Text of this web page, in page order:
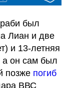
был
Лиан и две
и 13-летняя
а он сам был
позже погиб
ВВС